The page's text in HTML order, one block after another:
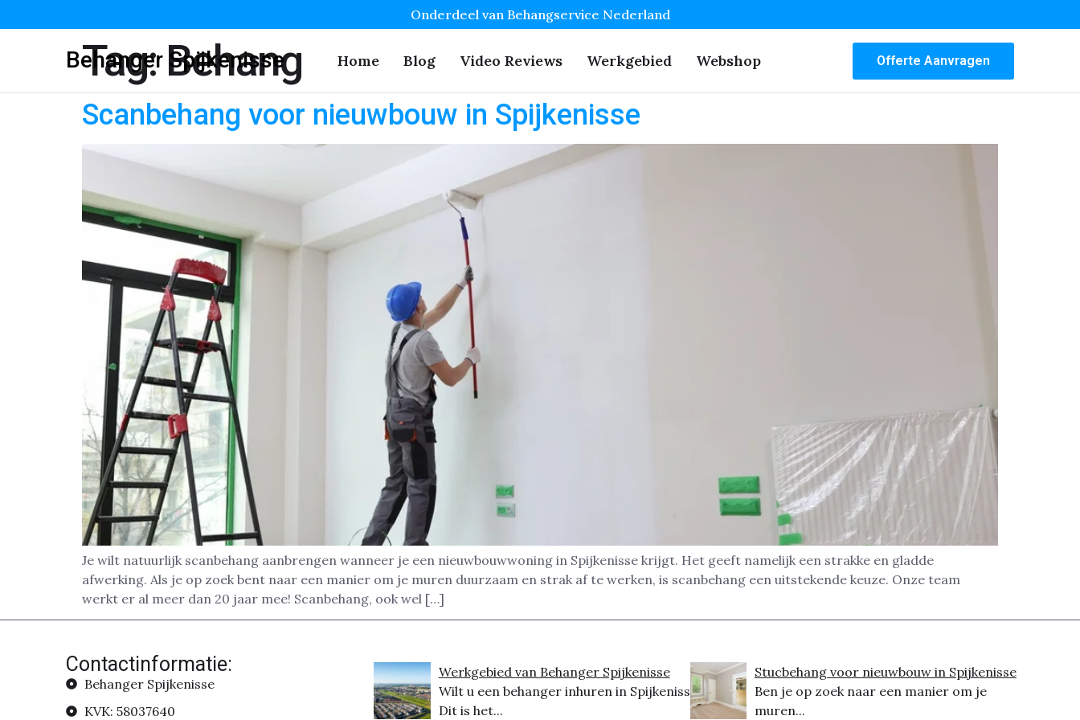
Onderdeel van Behangservice Nederland
Behanger Spijkenisse Home Blog Video Reviews Werkgebied Webshop Offerte Aanvragen
Tag:Behang
Scanbehang voor nieuwbouw in Spijkenisse
Je wilt natuurlijk scanbehang aanbrengen wanneer je een nieuwbouwwoning in Spijkenisse krijgt. Het geeft namelijk een strakke en gladde
afwerking. Als je op zoek bent naar een manier om je muren duurzaam en strak af te werken, is scanbehang een uitstekende keuze. Onze team
werkt er al meer dan 20 jaar mee! Scanbehang, ook wel […]
Contactinformatie:
Behanger Spijkenisse
KVK: 58037640
Werkgebied van Behanger Spijkenisse
Wilt u een behanger inhuren in Spijkenisse?
Dit is het...
Stucbehang voor nieuwbouw in Spijkenisse
Ben je op zoek naar een manier om je
muren...